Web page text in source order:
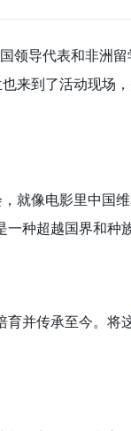
领导代表和非洲
来到了活动现场
就像电影里中国
种超越国界和种
育并传承至今。将